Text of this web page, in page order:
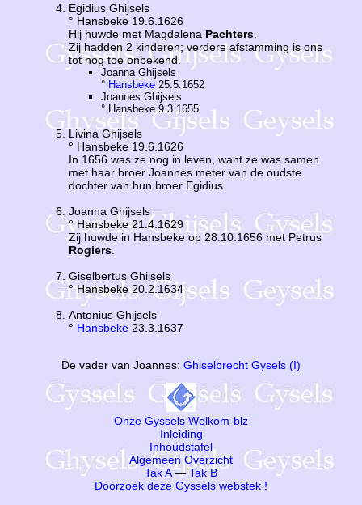
Egidius Ghijsels
° Hansbeke 19.6.1626
Hij huwde met Magdalena Pachters.
Zij hadden 2 kinderen; verdere afstamming is ons
tot nog toe onbekend.
Joanna Ghijsels
° Hansbeke25.5.1652
Joannes Ghijsels
° Hansbeke 9.3.1655
Livina Ghijsels
° Hansbeke 19.6.1626
In 1656 was ze nog in leven, want ze was samen
met haar broer Joannes meter van de oudste
dochter van hun broer Egidius.
Joanna Ghijsels
° Hansbeke 21.4.1629
Zij huwde in Hansbeke op 28.10.1656 met Petrus
Rogiers.
Giselbertus Ghijsels
° Hansbeke 20.2.1634
Antonius Ghijsels
° Hansbeke23.3.1637
De vader van Joannes: Ghiselbrecht Gysels (I)
Onze Gyssels Welkom-blz
Inleiding
Inhoudstafel
Algemeen Overzicht
Tak A— Tak B
Doorzoek deze Gyssels webstek !